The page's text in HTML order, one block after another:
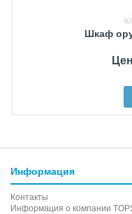
Шкаф
Информация
Контакты
Информация о компании